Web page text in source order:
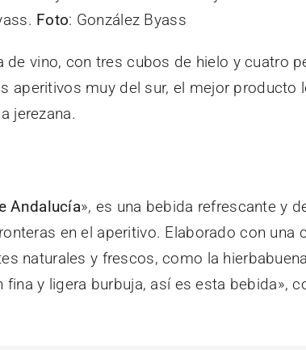
Foto: González Byass
vino, con tres cubos de hielo y cuatro
aperitivos muy del sur, el mejor producto
jerezana.
Andalucía», es una bebida refrescante y
en el aperitivo. Elaborado con
naturales y frescos, como la
y ligera burbuja, así es esta bebida»,